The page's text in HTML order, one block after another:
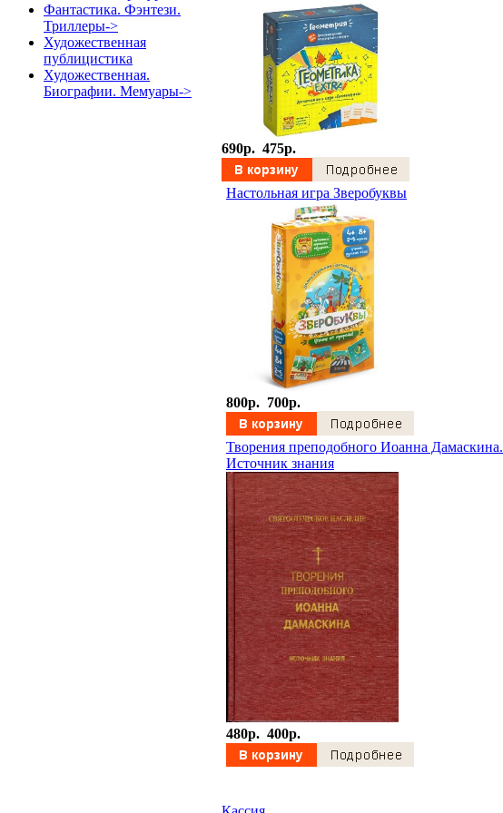
Фантастика. Фэнтези.
Триллеры->
Художественная
публицистика
Художественная.
Биографии. Мемуары->
690p. 475p.
Настольная игра Зверобуквы
800p. 700p.
Творения преподобного Иоанна Дамаскина.
Источник знания
480p. 400p.